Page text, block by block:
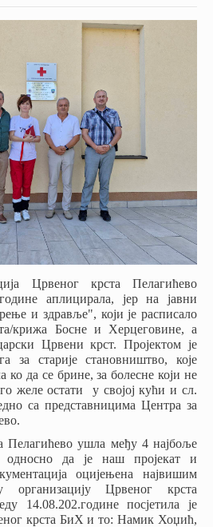
Црвеног крста Пелагићево
аплицирала, јер на јавни
и здравље", који је расписало
крижа Босне и Херцеговине, а
Црвени крст. Пројектом је
за старије становништво, које
ко да се брине, за болесне који не
желе остати
у својој кући и сл.
са представницима Центра за
ушла међу 4 најбоље
односно да је наш пројекат и
оцијењена највишим
организацију Црвеног крста
14.08.202.године посјетила је
крста БиХ и то: Намик Хоџић,